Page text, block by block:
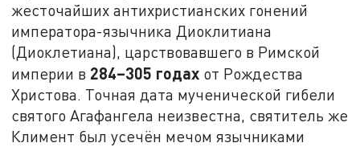
жесточайших антихристианских гонений
императора-язычника Диоклитиана
(Диоклетиана), царствовавшего в Римской
империи в 284–305 годах от Рождества
Христова. Точная дата мученической гибели
святого Агафангела неизвестна, святитель же
Климент был усечён мечом язычниками